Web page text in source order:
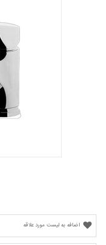
اضافه به لیست مورد علاقه